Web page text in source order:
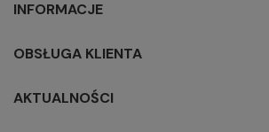
INFORMACJE
OBSŁUGA KLIENTA
AKTUALNOŚCI